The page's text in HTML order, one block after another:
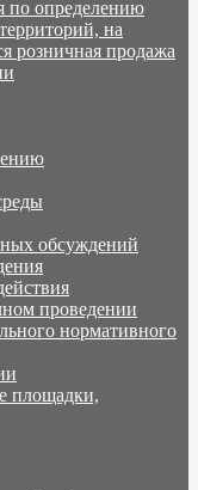
по определению
на
розничная продажа
обсуждений
проведении
нормативного
площадки,